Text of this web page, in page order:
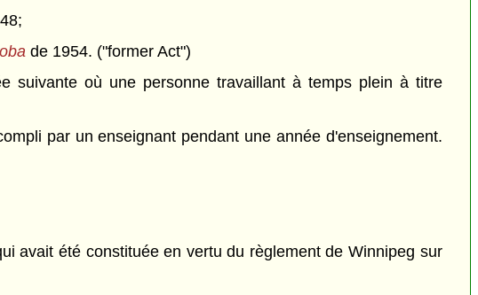
de 1954. ("former Act")
suivante où une personne travaillant à temps plein à titre
par un enseignant pendant une année d'enseignement.
avait été constituée en vertu du règlement de Winnipeg sur